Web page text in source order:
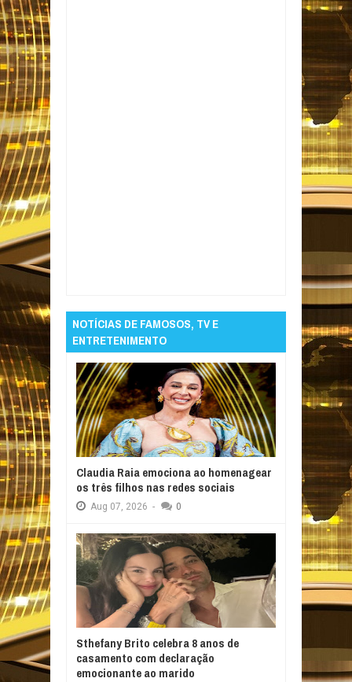
NOTÍCIAS DE FAMOSOS, TV E
ENTRETENIMENTO
Claudia Raia emociona ao homenagear
os três filhos nas redes sociais
Aug 07, 2026 - 0
Sthefany Brito celebra 8 anos de
casamento com declaração
emocionante ao marido